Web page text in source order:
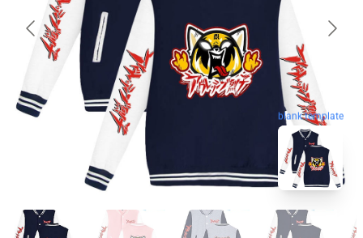
blank template